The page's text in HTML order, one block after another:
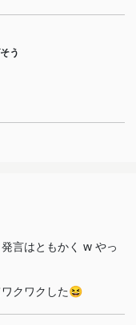
う
言はともかく w やっ
クワクした😆